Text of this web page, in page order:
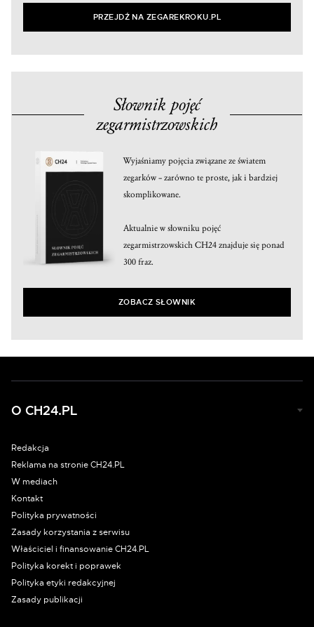
PRZEJDŹ NA ZEGAREKROKU.PL
Słownik pojęć
zegarmistrzowskich
Wyjaśniamy pojęcia związane ze światem
zegarków – zarówno te proste, jak i bardziej
skomplikowane.
Aktualnie w słowniku pojęć
zegarmistrzowskich CH24 znajduje się ponad
300 fraz.
ZOBACZ SŁOWNIK
O CH24.PL
Redakcja
Reklama na stronie CH24.PL
W mediach
Kontakt
Polityka prywatności
Zasady korzystania z serwisu
Właściciel i finansowanie CH24.PL
Polityka korekt i poprawek
Polityka etyki redakcyjnej
Zasady publikacji